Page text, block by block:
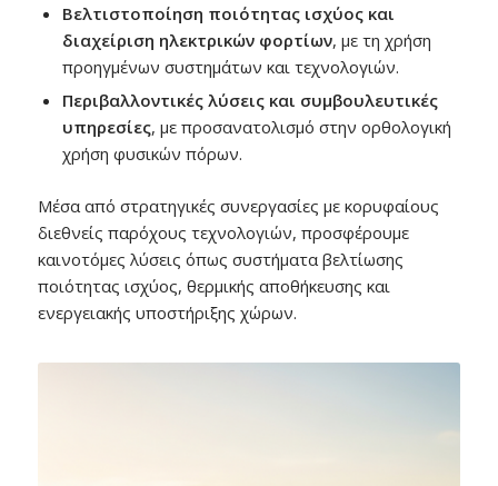
Βελτιστοποίηση ποιότητας ισχύος και
διαχείριση ηλεκτρικών φορτίων, με τη χρήση
προηγμένων συστημάτων και τεχνολογιών.
Περιβαλλοντικές λύσεις και συμβουλευτικές
υπηρεσίες, με προσανατολισμό στην ορθολογική
χρήση φυσικών πόρων.
Μέσα από στρατηγικές συνεργασίες με κορυφαίους
διεθνείς παρόχους τεχνολογιών, προσφέρουμε
καινοτόμες λύσεις όπως συστήματα βελτίωσης
ποιότητας ισχύος, θερμικής αποθήκευσης και
ενεργειακής υποστήριξης χώρων.